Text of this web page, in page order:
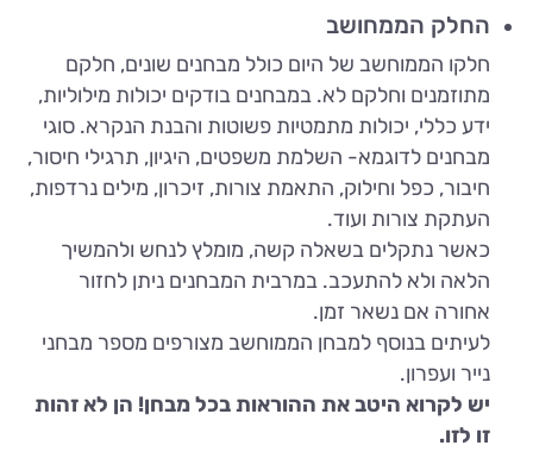
החלק הממחושב
חלקו הממוחשב של היום כולל מבחנים שונים, חלקם
מתוזמנים וחלקם לא. במבחנים בודקים יכולות מילוליות,
ידע כללי, יכולות מתמטיות פשוטות והבנת הנקרא. סוגי
מבחנים לדוגמא- השלמת משפטים, היגיון, תרגילי חיסור,
חיבור, כפל וחילוק, התאמת צורות, זיכרון, מילים נרדפות,
העתקת צורות ועוד.
כאשר נתקלים בשאלה קשה, מומלץ לנחש ולהמשיך
הלאה ולא להתעכב. במרבית המבחנים ניתן לחזור
אחורה אם נשאר זמן.
לעיתים בנוסף למבחן הממוחשב מצורפים מספר מבחני
נייר ועפרון.
יש לקרוא היטב את ההוראות בכל מבחן! הן לא זהות
זו לזו.